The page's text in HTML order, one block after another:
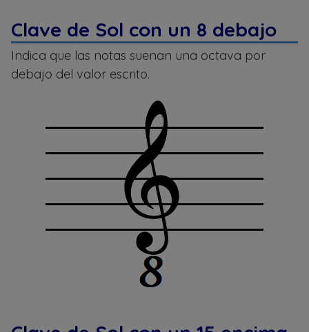
Clave de Sol con un 8 debajo
Indica que las notas suenan una octava por
debajo del valor escrito.